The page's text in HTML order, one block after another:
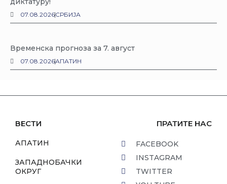
07.08.2026СРБИЈА
Временска прогноза за 7. август
07.08.2026АПАТИН
ВЕСТИ
АПАТИН
ЗАПАДНОБАЧКИ
ОКРУГ
ПРАТИТЕ НАС
FACEBOOK
INSTAGRAM
TWITTER